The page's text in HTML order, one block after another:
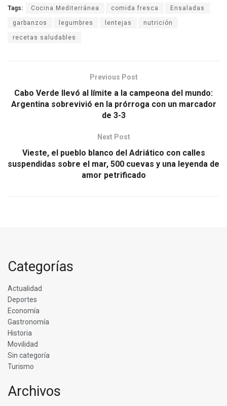
Tags: Cocina Mediterránea comida fresca Ensaladas
garbanzos legumbres lentejas nutrición
recetas saludables
Previous Post
Cabo Verde llevó al límite a la campeona del mundo:
Argentina sobrevivió en la prórroga con un marcador
de 3-3
Next Post
Vieste, el pueblo blanco del Adriático con calles
suspendidas sobre el mar, 500 cuevas y una leyenda de
amor petrificado
Categorías
Actualidad
Deportes
Economía
Gastronomía
Historia
Movilidad
Sin categoría
Turismo
Archivos